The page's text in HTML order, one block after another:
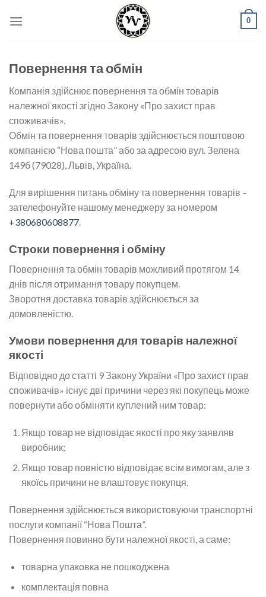
0
Повернення та обмін
Компанія здійснює повернення та обмін товарів
належної якості згідно Закону «Про захист прав
споживачів».
Обмін та повернення товарів здійснюється поштовою
компанією “Нова пошта” або за адресою вул. Зелена
149б (79028), Львів, Україна.
Для вирішення питань обміну та повернення товарів –
зателефонуйте нашому менеджеру за номером
+380680608877.
Строки повернення і обміну
Повернення та обмін товарів можливий протягом 14
днів після отримання товару покупцем.
Зворотня доставка товарів здійснюється за
домовленістю.
Умови повернення для товарів належної
якості
Відповідно до статті 9 Закону України «Про захист прав
споживачів» існує дві причини через які покупець може
повернути або обміняти куплений ним товар:
Якщо товар не відповідає якості про яку заявляв
виробник;
Якщо товар повністю відповідає всім вимогам, але з
якоїсь причини не влаштовує покупця.
Повернення здійснюється використовуючи транспортні
послуги компанії “Нова Пошта”.
Повернення повинно бути належної якості, а саме:
товарна упаковка не пошкоджена
комплектація повна